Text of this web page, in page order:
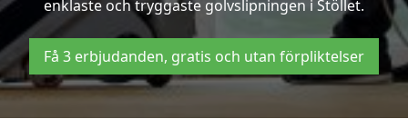
enklaste och tryggaste golvslipningen i Stöllet.
Få 3 erbjudanden, gratis och utan förpliktelser